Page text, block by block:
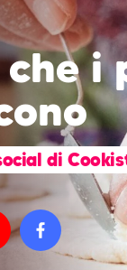
che i
di